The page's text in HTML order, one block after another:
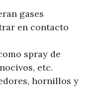
gases
en contacto
spray de
etc.
hornillos y